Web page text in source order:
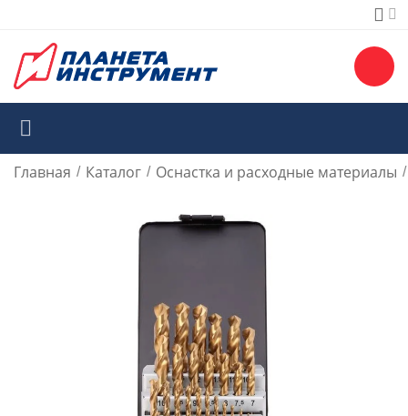
Главная / Каталог / Оснастка и расходные материалы /